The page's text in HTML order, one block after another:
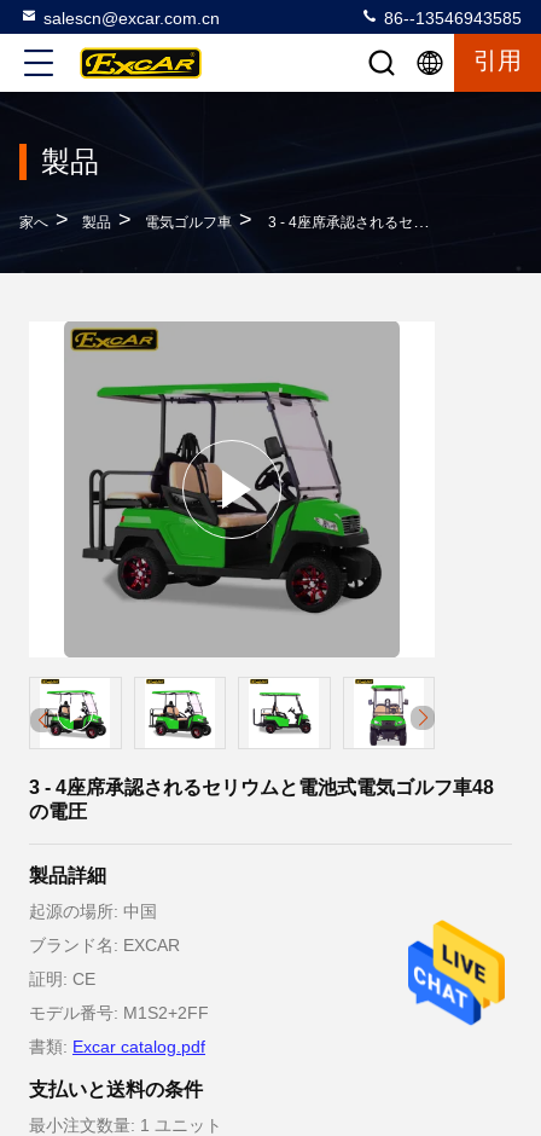
salescn@excar.com.cn 86--13546943585
引用
製品
家へ > 製品 > 電気ゴルフ車 > 3 - 4座席承認されるセリウムと電池式電気ゴルフ車48の電圧
3 - 4座席承認されるセリウムと電池式電気ゴルフ車48
の電圧
製品詳細
起源の場所: 中国
ブランド名: EXCAR
証明: CE
モデル番号: M1S2+2FF
書類: Excar catalog.pdf
支払いと送料の条件
最小注文数量: 1 ユニット